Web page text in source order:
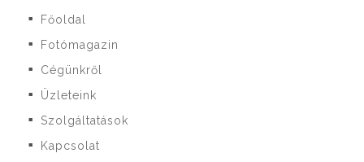
■ Főoldal
■ Fotómagazin
■ Cégünkről
■ Üzleteink
■ Szolgáltatások
■ Kapcsolat